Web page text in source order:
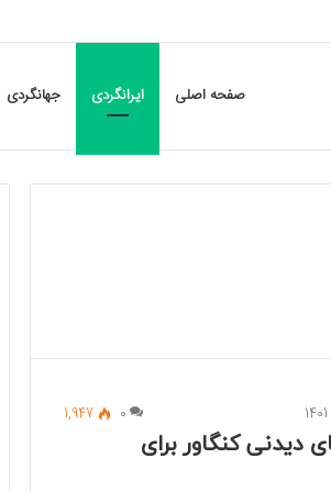
صفحه اصلی ایرانگردی جهانگردی
0
1,947
دیدنی کنگاور برای